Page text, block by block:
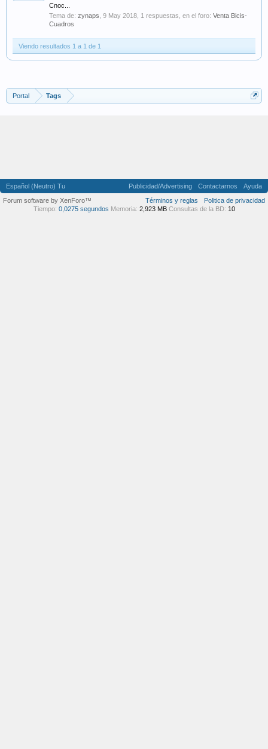
Cnoc...
Tema de: zynaps 9 May 2018 , 1 respuestas, en el foro: Venta Bicis-
Cuadros
Viendo resultados 1 a 1 de 1
Portal Tags
Español (Neutro) Tu Publicidad/Advertising Contactarnos
Ayuda
Términos y reglas
Politica de privacidad
Forum software by XenForo™
Tiempo: 0,0275 segundos Memoria: 2,923 MB Consultas de la BD: 10